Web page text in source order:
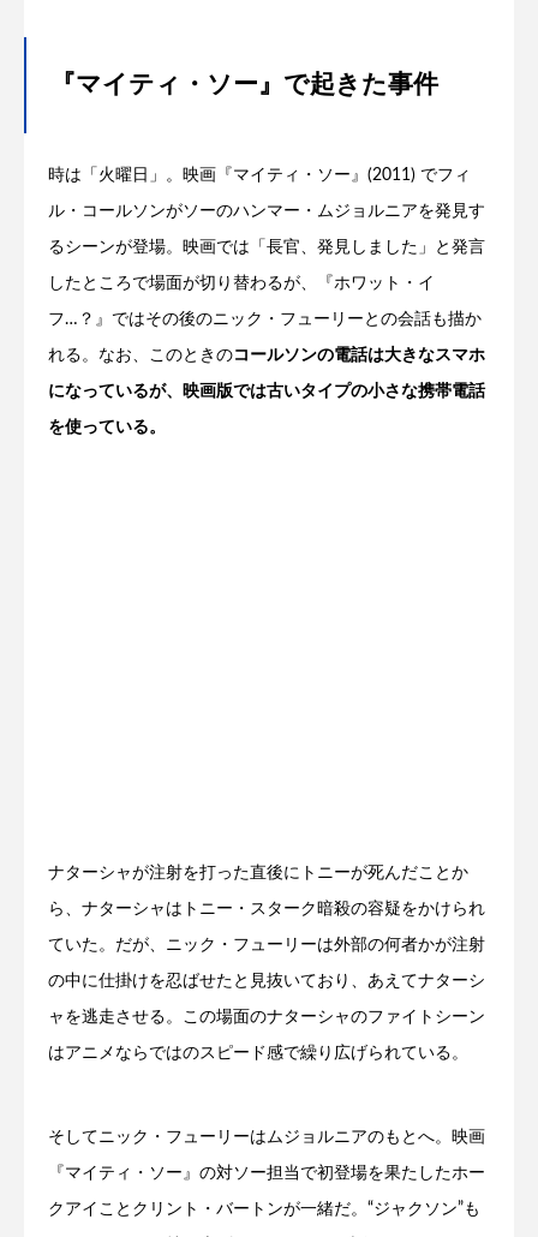
『マイティ・ソー』で起きた事件
時は「火曜日」。映画『マイティ・ソー』(2011) でフィ
ル・コールソンがソーのハンマー・ムジョルニアを発見す
るシーンが登場。映画では「長官、発見しました」と発言
したところで場面が切り替わるが、『ホワット・イ
フ…？』ではその後のニック・フューリーとの会話も描か
れる。なお、このときのコールソンの電話は大きなスマホ
になっているが、映画版では古いタイプの小さな携帯電話
を使っている。
ナターシャが注射を打った直後にトニーが死んだことか
ら、ナターシャはトニー・スターク暗殺の容疑をかけられ
ていた。だが、ニック・フューリーは外部の何者かが注射
の中に仕掛けを忍ばせたと見抜いており、あえてナターシ
ャを逃走させる。この場面のナターシャのファイトシーン
はアニメならではのスピード感で繰り広げられている。
そしてニック・フューリーはムジョルニアのもとへ。映画
『マイティ・ソー』の対ソー担当で初登場を果たしたホー
クアイことクリント・バートンが一緒だ。“ジャクソン”も